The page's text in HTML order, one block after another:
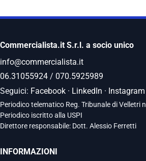
Commercialista.it S.r.l. a socio unico
info@commercialista.it
06.31055924 / 070.5925989
Seguici: Facebook · LinkedIn · Instagram
Periodico telematico Reg. Tribunale di Velletri
Periodico iscritto alla USPI
Direttore responsabile: Dott. Alessio Ferretti
INFORMAZIONI